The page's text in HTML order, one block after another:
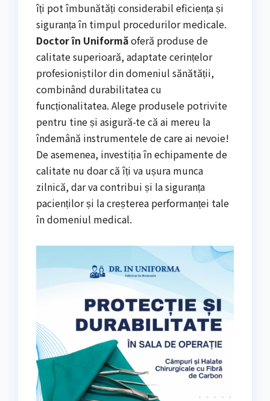
îți pot îmbunătăți considerabil eficiența și
siguranța în timpul procedurilor medicale.
Doctor în Uniformăoferă produse de
calitate superioară, adaptate cerințelor
profesioniștilor din domeniul sănătății,
combinând durabilitatea cu
funcționalitatea. Alege produsele potrivite
pentru tine și asigură-te că ai mereu la
îndemână instrumentele de care ai nevoie!
De asemenea, investiția în echipamente de
calitate nu doar că îți va ușura munca
zilnică, dar va contribui și la siguranța
pacienților și la creșterea performanței tale
în domeniul medical.